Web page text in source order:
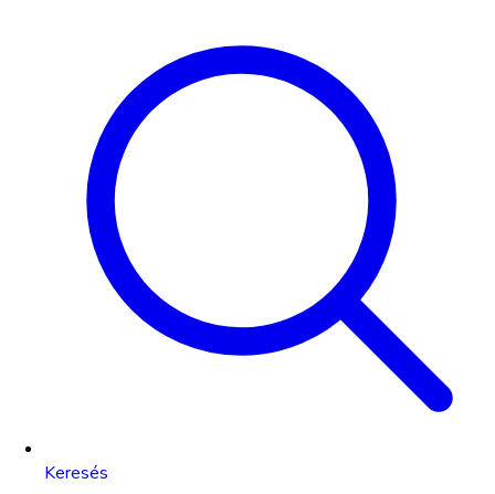
Keresés